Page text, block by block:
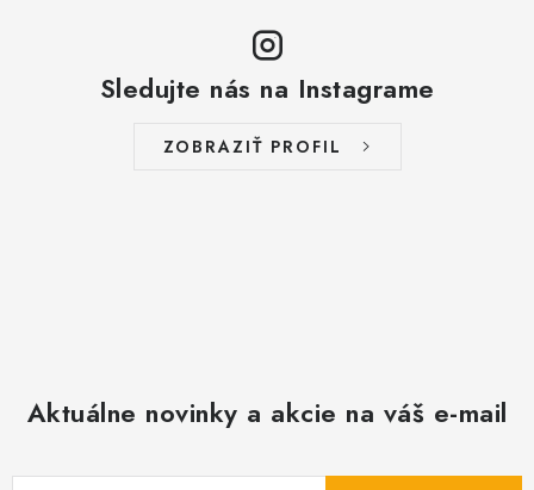
Sledujte nás na Instagrame
ZOBRAZIŤ PROFIL
Aktuálne novinky a akcie na váš e-mail